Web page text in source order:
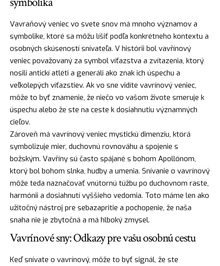
Vavraňový veniec vo svete snov má mnoho významov a
symbolike, ktoré sa môžu líšiť podľa konkrétneho kontextu a
osobných skúseností snívateľa. V histórii bol vavřínový
veniec považovaný za symbol víťazstva a zvítazenia, ktorý
nosili antickí atléti a generáli ako znak ich úspechu a
veľkolepých víťazstiev. Ak vo sne vidíte vavrínový veniec,
môže to byť znamenie, že niečo vo vašom živote smeruje k
úspechu alebo že ste na ceste k dosiahnutiu významných
cieľov.
Zároveň má vavrínový veniec mystickú dimenziu, ktorá
symbolizuje mier, duchovnú rovnováhu a spojenie s
božským. Vavříny sú často spájané s bohom Apollónom,
ktorý bol bohom slnka, hudby a umenia. Snívanie o vavrínový
môže teda naznačovať vnútornú túžbu po duchovnom raste,
harmónii a dosiahnutí vyššieho vedomia. Toto máme len ako
užitočný nástroj pre sebazapritie a pochopenie, že naša
snaha nie je zbytočná a má hlboký zmysel.
Vavrínové sny: Odkazy pre vašu osobnú cestu
Keď snívate o vavrínový, môže to byť signál, že ste